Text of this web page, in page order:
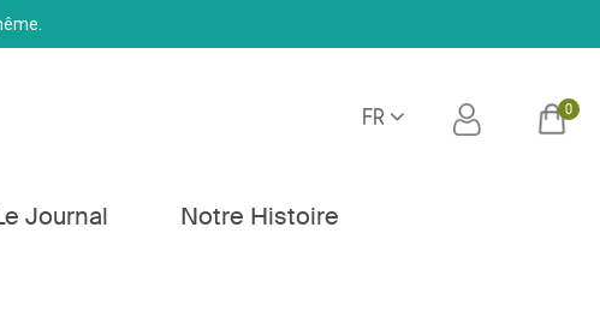
FR 0
Journal Notre Histoire